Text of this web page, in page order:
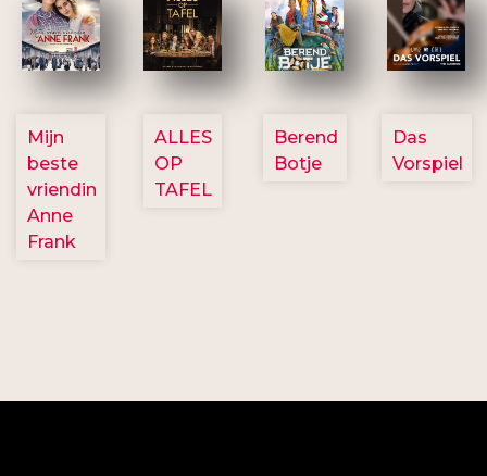
2757
Mijn
beste
vriendin
Anne
Frank
3154
ALLES
OP
TAFEL
2799
Berend
Botje
2777
Das
Vorspiel